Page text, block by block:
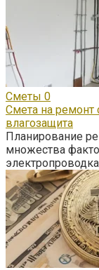
Сметы 0
Смета на ремонт
влагозащита
Планирование
множества